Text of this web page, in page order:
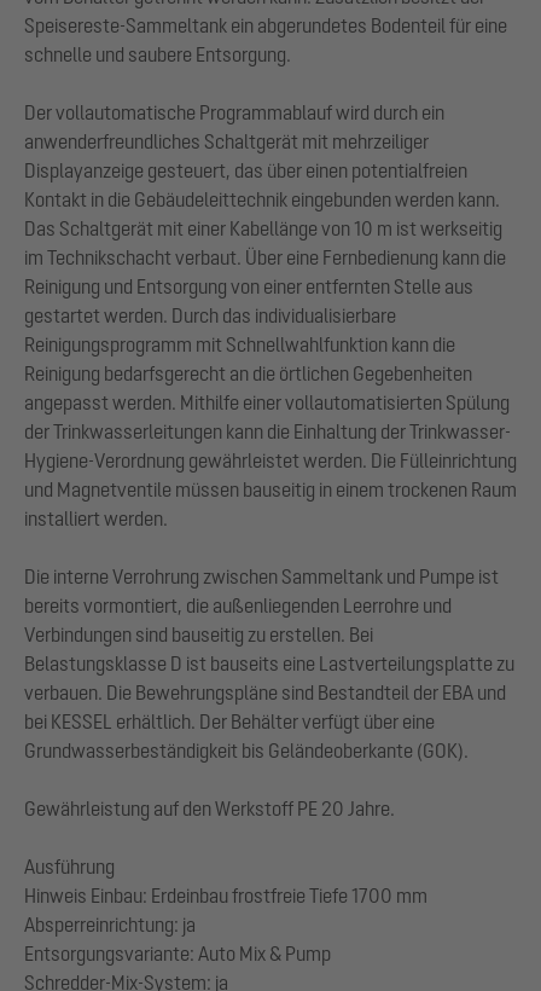
Speisereste-Sammeltank ein abgerundetes Bodenteil für eine
schnelle und saubere Entsorgung.
Der vollautomatische Programmablauf wird durch ein
anwenderfreundliches Schaltgerät mit mehrzeiliger
Displayanzeige gesteuert, das über einen potentialfreien
Kontakt in die Gebäudeleittechnik eingebunden werden kann.
Das Schaltgerät mit einer Kabellänge von 10 m ist werkseitig
im Technikschacht verbaut. Über eine Fernbedienung kann die
Reinigung und Entsorgung von einer entfernten Stelle aus
gestartet werden. Durch das individualisierbare
Reinigungsprogramm mit Schnellwahlfunktion kann die
Reinigung bedarfsgerecht an die örtlichen Gegebenheiten
angepasst werden. Mithilfe einer vollautomatisierten Spülung
der Trinkwasserleitungen kann die Einhaltung der Trinkwasser-
Hygiene-Verordnung gewährleistet werden. Die Fülleinrichtung
und Magnetventile müssen bauseitig in einem trockenen Raum
installiert werden.
Die interne Verrohrung zwischen Sammeltank und Pumpe ist
bereits vormontiert, die außenliegenden Leerrohre und
Verbindungen sind bauseitig zu erstellen. Bei
Belastungsklasse D ist bauseits eine Lastverteilungsplatte zu
verbauen. Die Bewehrungspläne sind Bestandteil der EBA und
bei KESSEL erhältlich. Der Behälter verfügt über eine
Grundwasserbeständigkeit bis Geländeoberkante (GOK).
Gewährleistung auf den Werkstoff PE 20 Jahre.
Ausführung
Hinweis Einbau: Erdeinbau frostfreie Tiefe 1700 mm
Absperreinrichtung: ja
Entsorgungsvariante: Auto Mix & Pump
Schredder-Mix-System: ja